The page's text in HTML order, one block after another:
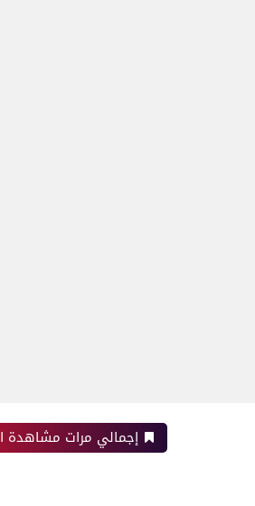
إجمالي مرات مشاهدة